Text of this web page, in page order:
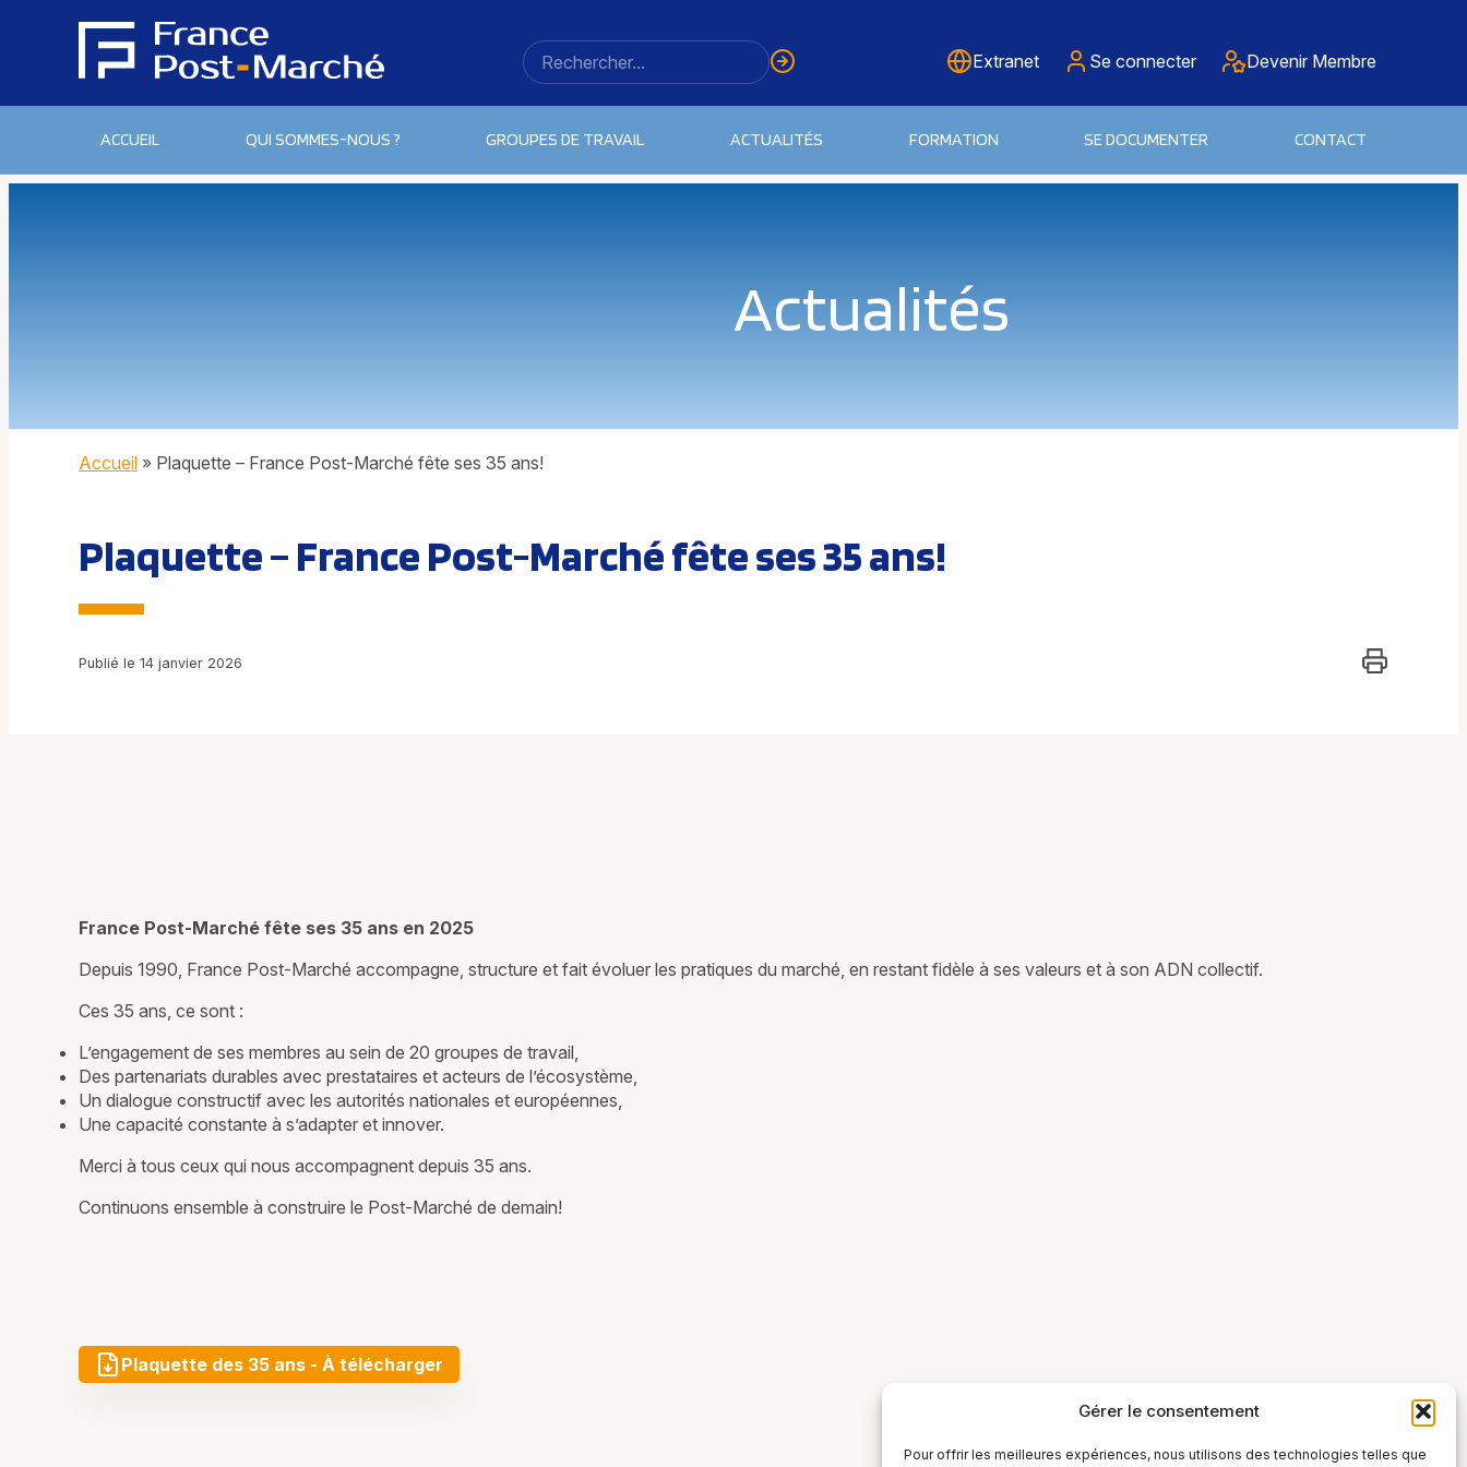
Gérer le consentement
Pour offrir les meilleures expériences, nous utilisons des technologies telles que
Extranet Se connecter Devenir Membre
ACCUEIL QUI SOMMES-NOUS ? GROUPES DE TRAVAIL ACTUALITÉS FORMATION SE DOCUMENTER CONTACT
Actualités
Accueil » Plaquette – France Post-Marché fête ses 35 ans!
Plaquette – France Post-Marché fête ses 35 ans!
Publié le 14 janvier 2026
France Post-Marché fête ses 35 ans en 2025
Depuis 1990, France Post-Marché accompagne, structure et fait évoluer les pratiques du marché, en restant fidèle à ses valeurs et à son ADN collectif.
Ces 35 ans, ce sont :
L’engagement de ses membres au sein de 20 groupes de travail,
Des partenariats durables avec prestataires et acteurs de l’écosystème,
Un dialogue constructif avec les autorités nationales et européennes,
Une capacité constante à s’adapter et innover.
Merci à tous ceux qui nous accompagnent depuis 35 ans.
Continuons ensemble à construire le Post-Marché de demain!
Plaquette des 35 ans - À télécharger